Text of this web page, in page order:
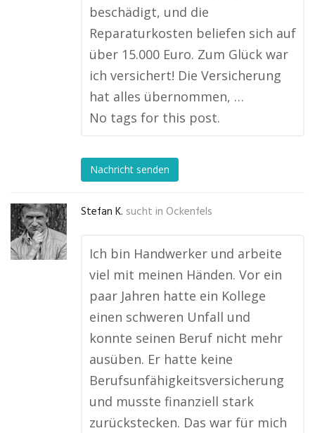
beschädigt, und die
Reparaturkosten beliefen sich auf
über 15.000 Euro. Zum Glück war
ich versichert! Die Versicherung
hat alles übernommen, …
No tags for this post.
Nachricht senden
Stefan K. sucht in Ockenfels
Ich bin Handwerker und arbeite
viel mit meinen Händen. Vor ein
paar Jahren hatte ein Kollege
einen schweren Unfall und
konnte seinen Beruf nicht mehr
ausüben. Er hatte keine
Berufsunfähigkeitsversicherung
und musste finanziell stark
zurückstecken. Das war für mich